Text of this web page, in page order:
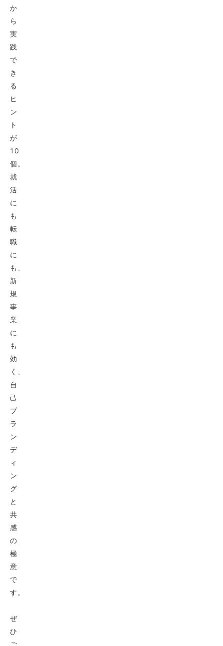
か
ら
実
践
で
き
る
ヒ
ン
ト
が
10
個。
就
活
に
も
転
職
に
も、
新
規
事
業
に
も
効
く、
自
己
ブ
ラ
ン
デ
ィ
ン
グ
と
共
感
の
極
意
で
す。
ぜ
ひ